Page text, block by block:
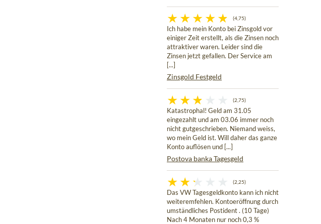
(4,75)
Ich habe mein Konto bei Zinsgold vor
einiger Zeit erstellt, als die Zinsen noch
attraktiver waren. Leider sind die
Zinsen jetzt gefallen. Der Service am
[...]
Zinsgold Festgeld
(2,75)
Katastrophal! Geld am 31.05
eingezahlt und am 03.06 immer noch
nicht gutgeschrieben. Niemand weiss,
wo mein Geld ist. Will daher das ganze
Konto auflösen und [...]
Postova banka Tagesgeld
(2,25)
Das VW Tagesgeldkonto kann ich nicht
weiteremfehlen. Kontoeröffnung durch
umständliches Postident . (10 Tage)
Nach 4 Monaten nur noch 0,3 %